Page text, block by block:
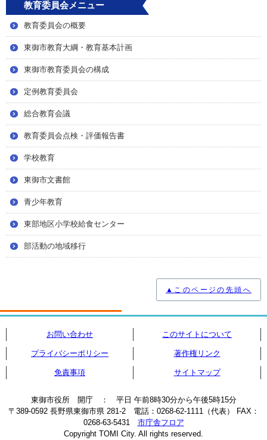
教育委員会メニュー
教育委員会の概要
東御市教育大綱・教育基本計画
東御市教育委員会の構成
定例教育委員会
総合教育会議
教育委員会点検・評価報告書
学校教育
東御市文書館
青少年教育
東部地区小学校給食センター
部活動の地域移行
▲このページの先頭へ
お問い合わせ このサイトについて
プライバシーポリシー 著作権リンク
免責事項 サイトマップ
東御市役所 開庁 ： 平日 午前8時30分から午後5時15分
〒389-0592 長野県東御市県 281-2 電話：0268-62-1111（代表） FAX：
0268-63-5431 市庁舎フロア
Copyright TOMI City. All rights reserved.